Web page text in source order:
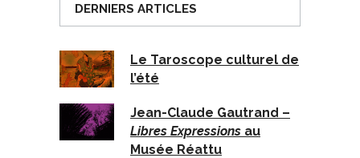
DERNIERS ARTICLES
Le Taroscope culturel de
l’été
Jean-Claude Gautrand –
Libres Expressions au
Musée Réattu